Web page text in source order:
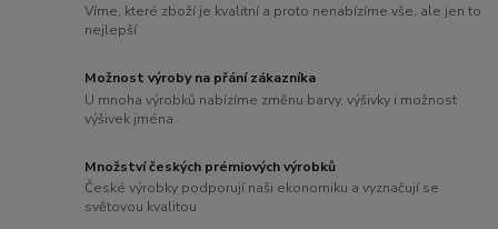
Víme, které zboží je kvalitní a proto nenabízíme vše, ale jen to
nejlepší
Možnost výroby na přání zákazníka
U mnoha výrobků nabízíme změnu barvy, výšivky i možnost
výšivek jména
Množství českých prémiových výrobků
České výrobky podporují naši ekonomiku a vyznačují se
světovou kvalitou